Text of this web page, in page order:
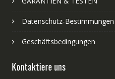
Datenschutz-Bestimmungen
Geschäftsbedingungen
Kontaktiere uns